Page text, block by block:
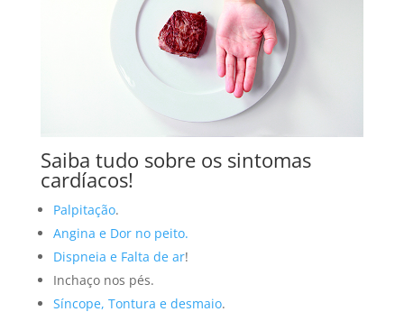
Saiba tudo sobre os sintomas
cardíacos!
Palpitação.
Angina e Dor no peito.
Dispneia e Falta de ar!
Inchaço nos pés.
Síncope, Tontura e desmaio.